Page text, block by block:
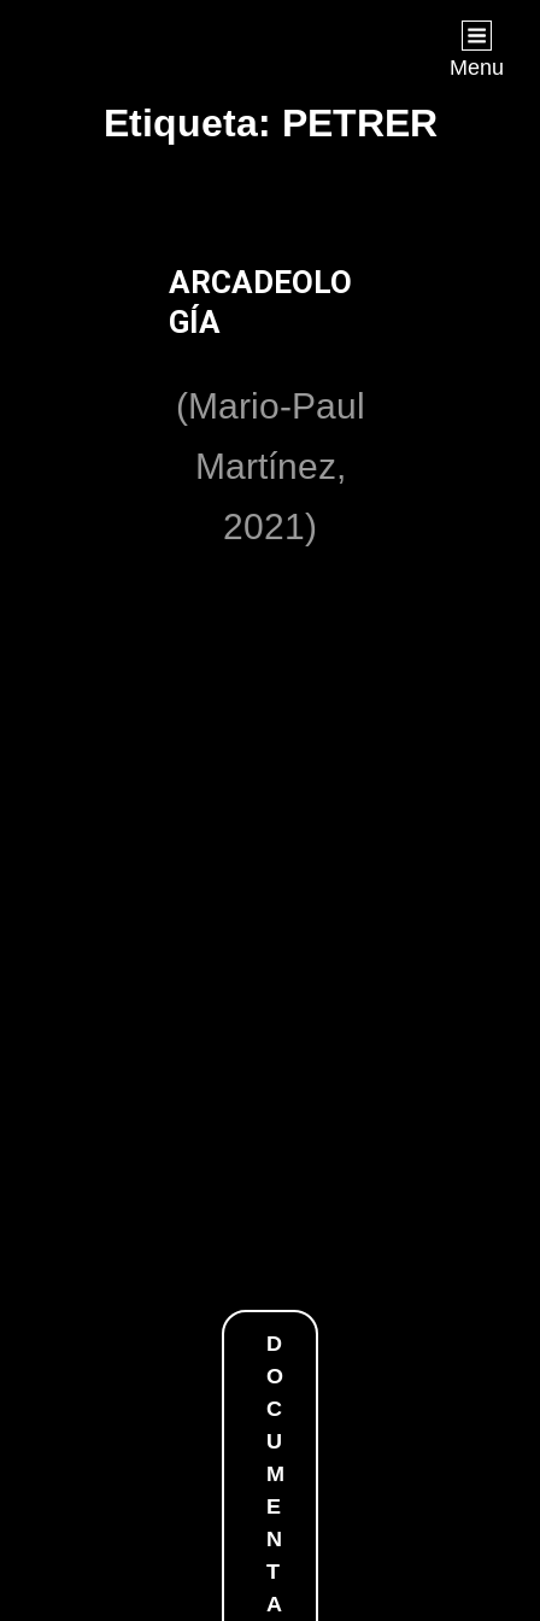
Menu
Etiqueta: PETRER
ARCADEOLO
GÍA
(Mario-Paul
Martínez,
2021)
D
O
C
U
M
E
N
T
A